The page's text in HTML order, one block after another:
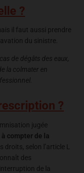
?
il faut aussi prendre
du sinistre.
de dégâts des eaux,
la colmater en
?
jugée
à compter de la
droits, selon l’article L
des
de la